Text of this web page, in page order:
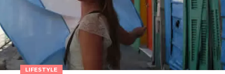
LIFESTYLE